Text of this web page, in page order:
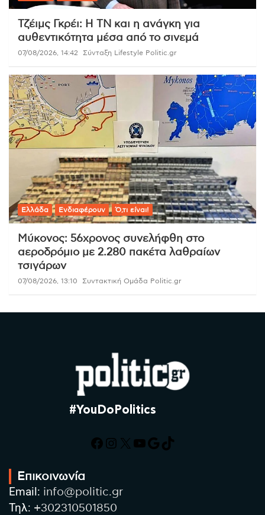
Τζέιμς Γκρέι: Η ΤΝ και η ανάγκη για
αυθεντικότητα μέσα από το σινεμά
07/08/2026, 14:42 Σύνταξη Lifestyle Politic.gr
Ελλάδα Ενδιαφέρουν Ό,τι είναι!
Μύκονος: 56χρονος συνελήφθη στο
αεροδρόμιο με 2.280 πακέτα λαθραίων
τσιγάρων
07/08/2026, 13:10 Συντακτική Ομάδα Politic.gr
#YouDoPolitics
Facebook
Instagram
X YouTube
Google
TikTok
Επικοινωνία
Email: info@politic.gr
Τηλ: +302310501850